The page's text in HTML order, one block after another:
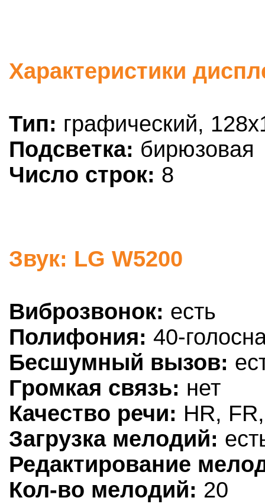
Характеристики
Тип: графический,
Подсветка: бирюзовая
Число строк: 8
Звук: LG W5200
Виброзвонок: есть
Полифония: 40-
Бесшумный вызов:
Громкая связь: нет
Качество речи: HR,
Загрузка мелодий:
Редактирование
Кол-во мелодий: 20